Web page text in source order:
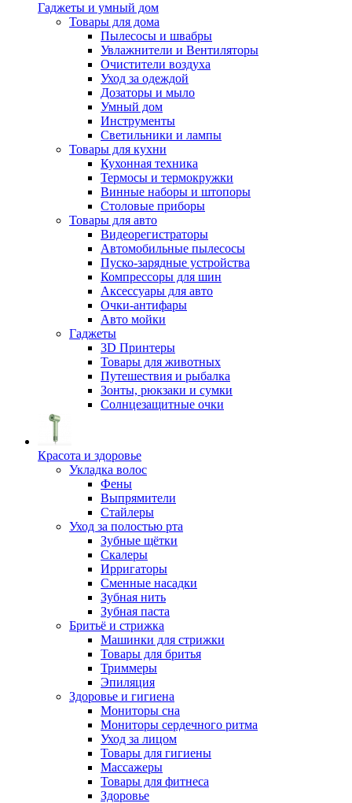
Гаджеты и умный дом
Товары для дома
Пылесосы и швабры
Увлажнители и Вентиляторы
Очистители воздуха
Уход за одеждой
Дозаторы и мыло
Умный дом
Инструменты
Светильники и лампы
Товары для кухни
Кухонная техника
Термосы и термокружки
Винные наборы и штопоры
Столовые приборы
Товары для авто
Видеорегистраторы
Автомобильные пылесосы
Пуско-зарядные устройства
Компрессоры для шин
Аксессуары для авто
Очки-антифары
Авто мойки
Гаджеты
3D Принтеры
Товары для животных
Путешествия и рыбалка
Зонты, рюкзаки и сумки
Солнцезащитные очки
Красота и здоровье
Укладка волос
Фены
Выпрямители
Стайлеры
Уход за полостью рта
Зубные щётки
Скалеры
Ирригаторы
Сменные насадки
Зубная нить
Зубная паста
Бритьё и стрижка
Машинки для стрижки
Товары для бритья
Триммеры
Эпиляция
Здоровье и гигиена
Мониторы сна
Мониторы сердечного ритма
Уход за лицом
Товары для гигиены
Массажеры
Товары для фитнеса
Здоровье